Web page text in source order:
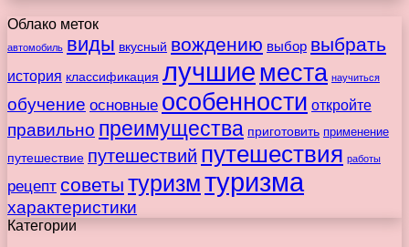
Облако меток
автомобиль виды вкусный вождению выбор выбрать
история классификация лучшиеместа научиться
обучение основные особенности откройте
правильно преимущества приготовить применение
путешествие путешествий путешествия работы
рецепт советы туризмтуризма
характеристики
Категории